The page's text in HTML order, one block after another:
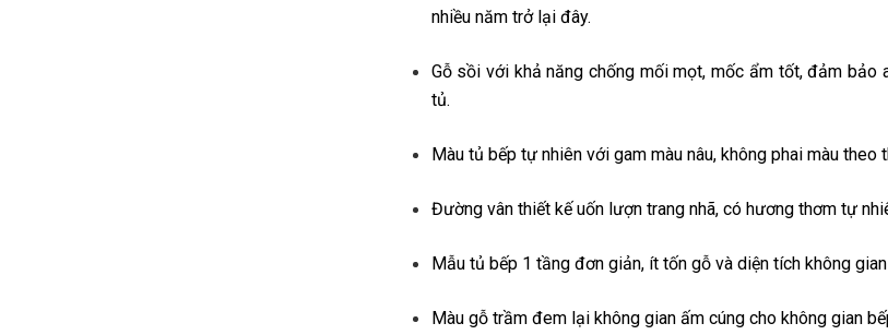
nhiều năm trở lại đây.
Gỗ sồi với khả năng chống mối mọt, mốc ẩm tốt, đảm
tủ.
Màu tủ bếp tự nhiên với gam màu nâu, không phai màu theo
Đường vân thiết kế uốn lượn trang nhã, có hương thơm tự
Mẫu tủ bếp 1 tầng đơn giản, ít tốn gỗ và diện tích không
Màu gỗ trầm đem lại không gian ấm cúng cho không gian